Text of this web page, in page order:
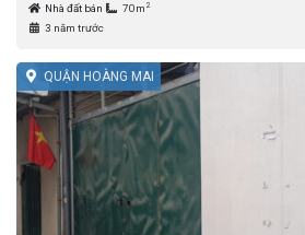
Nhà đất bán 70m 2
3 năm trước
QUẬN HOÀNG MAI